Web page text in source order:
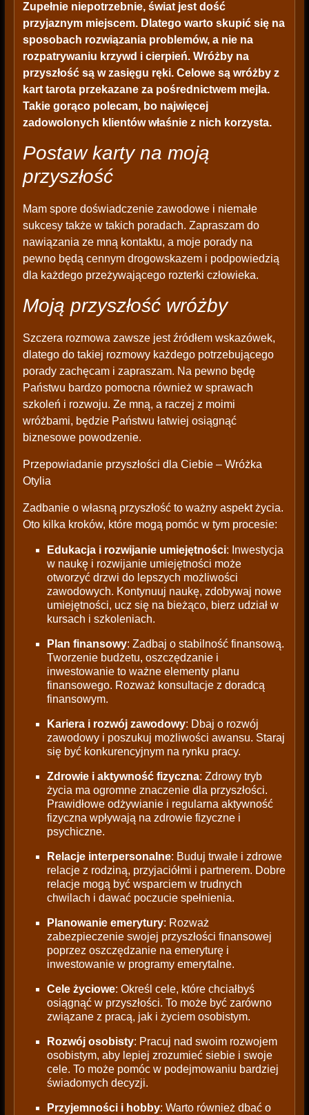
Zupełnie niepotrzebnie, świat jest dość
przyjaznym miejscem. Dlatego warto skupić się na
sposobach rozwiązania problemów, a nie na
rozpatrywaniu krzywd i cierpień. Wróżby na
przyszłość są w zasięgu ręki. Celowe są wróżby z
kart tarota przekazane za pośrednictwem mejla.
Takie gorąco polecam, bo najwięcej
zadowolonych klientów właśnie z nich korzysta.
Postaw karty na moją
przyszłość
Mam spore doświadczenie zawodowe i niemałe
sukcesy także w takich poradach. Zapraszam do
nawiązania ze mną kontaktu, a moje porady na
pewno będą cennym drogowskazem i podpowiedzią
dla każdego przeżywającego rozterki człowieka.
Moją przyszłość wróżby
Szczera rozmowa zawsze jest źródłem wskazówek,
dlatego do takiej rozmowy każdego potrzebującego
porady zachęcam i zapraszam. Na pewno będę
Państwu bardzo pomocna również w sprawach
szkoleń i rozwoju. Ze mną, a raczej z moimi
wróżbami, będzie Państwu łatwiej osiągnąć
biznesowe powodzenie.
Przepowiadanie przyszłości dla Ciebie – Wróżka
Otylia
Zadbanie o własną przyszłość to ważny aspekt życia.
Oto kilka kroków, które mogą pomóc w tym procesie:
Edukacja i rozwijanie umiejętności: Inwestycja
w naukę i rozwijanie umiejętności może
otworzyć drzwi do lepszych możliwości
zawodowych. Kontynuuj naukę, zdobywaj nowe
umiejętności, ucz się na bieżąco, bierz udział w
kursach i szkoleniach.
Plan finansowy: Zadbaj o stabilność finansową.
Tworzenie budżetu, oszczędzanie i
inwestowanie to ważne elementy planu
finansowego. Rozważ konsultacje z doradcą
finansowym.
Kariera i rozwój zawodowy: Dbaj o rozwój
zawodowy i poszukuj możliwości awansu. Staraj
się być konkurencyjnym na rynku pracy.
Zdrowie i aktywność fizyczna: Zdrowy tryb
życia ma ogromne znaczenie dla przyszłości.
Prawidłowe odżywianie i regularna aktywność
fizyczna wpływają na zdrowie fizyczne i
psychiczne.
Relacje interpersonalne: Buduj trwałe i zdrowe
relacje z rodziną, przyjaciółmi i partnerem. Dobre
relacje mogą być wsparciem w trudnych
chwilach i dawać poczucie spełnienia.
Planowanie emerytury: Rozważ
zabezpieczenie swojej przyszłości finansowej
poprzez oszczędzanie na emeryturę i
inwestowanie w programy emerytalne.
Cele życiowe: Określ cele, które chciałbyś
osiągnąć w przyszłości. To może być zarówno
związane z pracą, jak i życiem osobistym.
Rozwój osobisty: Pracuj nad swoim rozwojem
osobistym, aby lepiej zrozumieć siebie i swoje
cele. To może pomóc w podejmowaniu bardziej
świadomych decyzji.
Przyjemności i hobby: Warto również dbać o